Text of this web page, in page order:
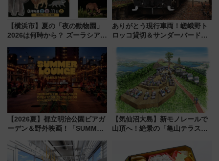
【横浜市】夏の「夜の動物園」
2026は何時から？ ズーラシア・
見どころ、限定イベントを徹底
解説！
ありがとう現行車両！嵯峨野ト
ロッコ貸切＆サンダーバードレ
斉藤雪乃＆福原トシヒロと行
く！9月13日「京都の鉄道満喫
ツアー」開催
【2026夏】都立明治公園ビアガ
ーデン＆野外映画！「SUMMER
ケジュール 夜風とビール、映画
を満喫！
【気仙沼大島】新モノレールで
山頂へ！絶景の「亀山テラス
暇村のお得な日帰りプランも登